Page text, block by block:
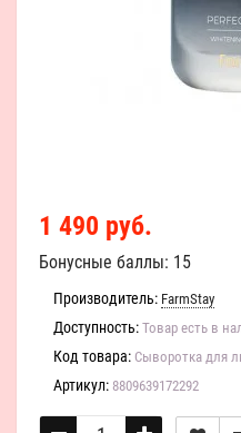
1 490 руб.
Бонусные баллы: 15
Производитель: FarmStay
Доступность: Товар есть в
Код товара: Сыворотка для
Артикул: 8809639172292